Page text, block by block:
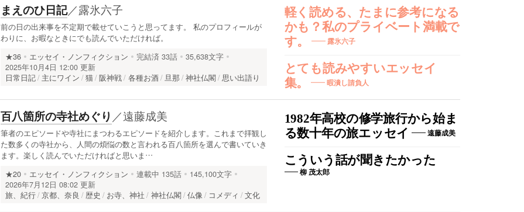
軽く読める、たまに参考になる
かも？私のプライベート満載で
す。
露氷六子
とても読みやすいエッセイ
集。
暇潰し請負人
まえのひ日記／露氷六子
前の日の出来事を不定期で載せていこうと思ってます。 私のプロフィールが
わりに、お暇なときにでも読んでいただければ。
★36 エッセイ・ノンフィクション 完結済 33話
35,638文字
2025年10月4日 12:00 更新
日常日記
主にワイン 猫 阪神戦 各種お酒 旦那 神社仏閣 思い出語り
1982年高校の修学旅行から始ま
る数十年の旅エッセイ
遠藤成美
こういう話が聞きたかった
柳 茂太郎
百八箇所の寺社めぐり ／遠藤成美
筆者のエピソードや寺社にまつわるエピソードを紹介します。これまで拝観し
た数多くの寺社から、人間の煩悩の数と言われる百八箇所を選んで書いていき
ます。楽しく読んでいただければと思いま…
★20 エッセイ・ノンフィクション 連載中 135話
145,100文字
2026年7月12日 08:02 更新
旅、紀行 京都、奈良 歴史 お寺、神社 神社仏閣 仏像 コメディ 文化